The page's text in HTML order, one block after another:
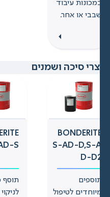
עיבוד
או אחר.
סיכה ושמנים
S-AD-D,S-
D-
לטיפול
L-AD-S
תוסף
לניקוי